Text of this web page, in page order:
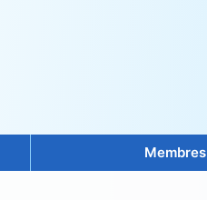
Membres